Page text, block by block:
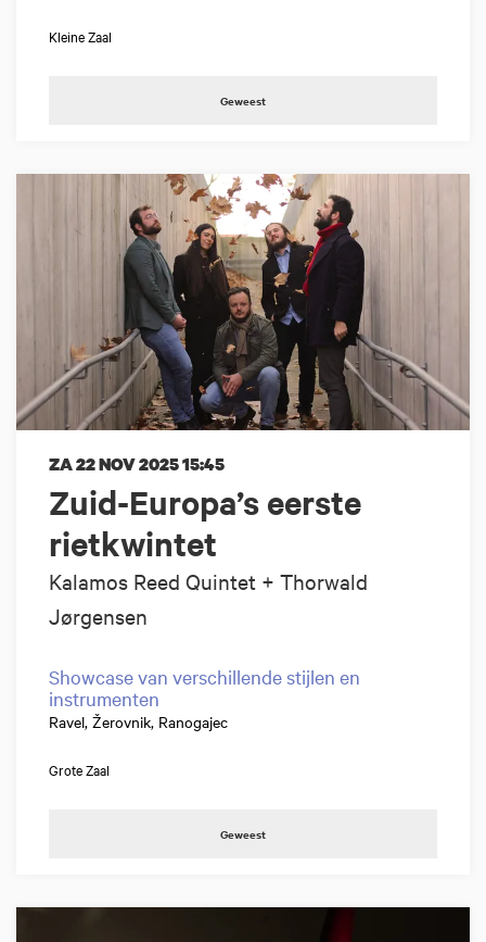
Kleine Zaal
Geweest
Zuid-Europa’s eerste
rietkwintet
Kalamos Reed Quintet + Thorwald
Jørgensen
ZA 22 NOV 202515:45
Showcase van verschillende stijlen en
instrumenten
Ravel, Žerovnik, Ranogajec
Grote Zaal
Geweest